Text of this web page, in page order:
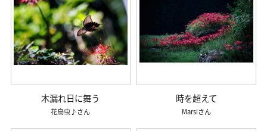
木漏れ日に舞う
花鳥虫♪
時を超えて
Marsi